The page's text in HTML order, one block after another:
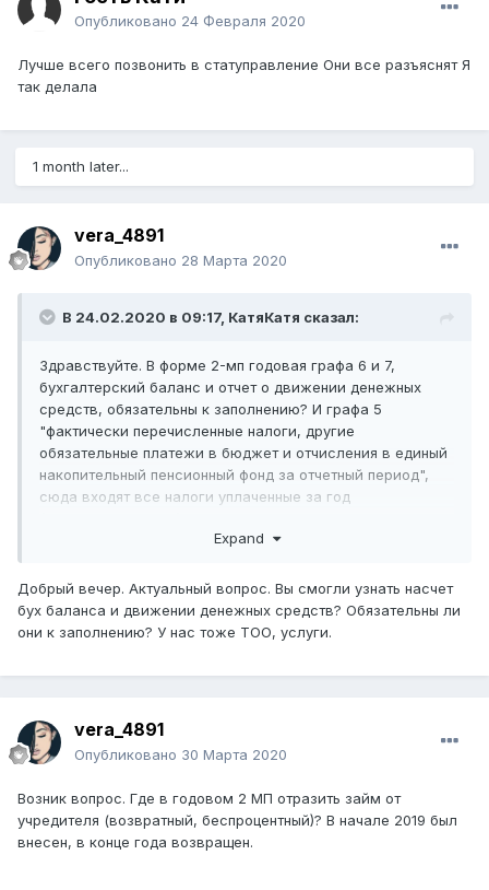
Опубликовано 24 Февраля 2020
Лучше всего позвонить в статуправление Они все разъяснят Я
так делала
1 month later...
vera_4891
Опубликовано 28 Марта 2020
В 24.02.2020 в 09:17, КатяКатя сказал:
Здравствуйте. В форме 2-мп годовая графа 6 и 7,
бухгалтерский баланс и отчет о движении денежных
средств, обязательны к заполнению? И графа 5
"фактически перечисленные налоги, другие
обязательные платежи в бюджет и отчисления в единый
накопительный пенсионный фонд за отчетный период",
сюда входят все налоги уплаченные за год
Expand
Добрый вечер. Актуальный вопрос. Вы смогли узнать насчет
бух баланса и движении денежных средств? Обязательны ли
они к заполнению? У нас тоже ТОО, услуги.
vera_4891
Опубликовано 30 Марта 2020
Возник вопрос. Где в годовом 2 МП отразить займ от
учредителя (возвратный, беспроцентный)? В начале 2019 был
внесен, в конце года возвращен.